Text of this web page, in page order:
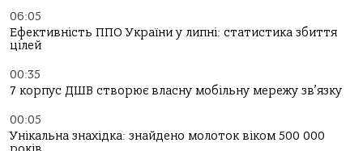
06:05
Ефективність ППО України у липні: статистика збиття
цілей
00:35
7 корпус ДШВ створює власну мобільну мережу зв’язку
00:05
Унікальна знахідка: знайдено молоток віком 500 000